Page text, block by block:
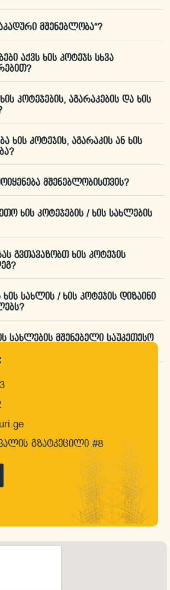
მშენებლობა“?
აქვს ხის კოტეჯს სხვა
კოტეჯების, აგარაკების და ხის
ხის კოტეჯის, აგარაკის ან ხის
მშენებლობისთვის?
ხის კოტეჯების / ხის სახლების
გვთავაზობთ ხის კოტეჯის
სახლის / ხის კოტეჯის დიზაინი
სახლების მშენებელი საუკეთესო
პროექტი
გზატკეცილი #8